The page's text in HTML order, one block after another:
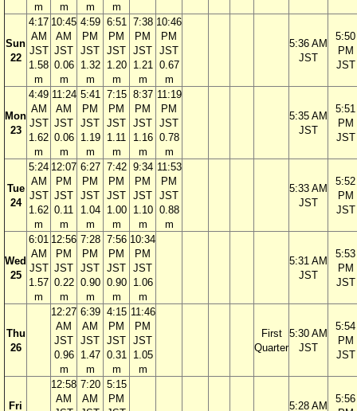
m
m
m
m
Sun
22
4:17
AM
JST
1.58
m
10:45
AM
JST
0.06
m
4:59
PM
JST
1.32
m
6:51
PM
JST
1.20
m
7:38
PM
JST
1.21
m
10:46
PM
JST
0.67
m
5:36 AM
JST
5:50
PM
JST
Mon
23
4:49
AM
JST
1.62
m
11:24
AM
JST
0.06
m
5:41
PM
JST
1.19
m
7:15
PM
JST
1.11
m
8:37
PM
JST
1.16
m
11:19
PM
JST
0.78
m
5:35 AM
JST
5:51
PM
JST
Tue
24
5:24
AM
JST
1.62
m
12:07
PM
JST
0.11
m
6:27
PM
JST
1.04
m
7:42
PM
JST
1.00
m
9:34
PM
JST
1.10
m
11:53
PM
JST
0.88
m
5:33 AM
JST
5:52
PM
JST
Wed
25
6:01
AM
JST
1.57
m
12:56
PM
JST
0.22
m
7:28
PM
JST
0.90
m
7:56
PM
JST
0.90
m
10:34
PM
JST
1.06
m
5:31 AM
JST
5:53
PM
JST
Thu
26
12:27
AM
JST
0.96
m
6:39
AM
JST
1.47
m
4:15
PM
JST
0.31
m
11:46
PM
JST
1.05
m
First
Quarter
5:30 AM
JST
5:54
PM
JST
Fri
12:58
AM
7:20
AM
5:15
PM
5:28 AM
5:56